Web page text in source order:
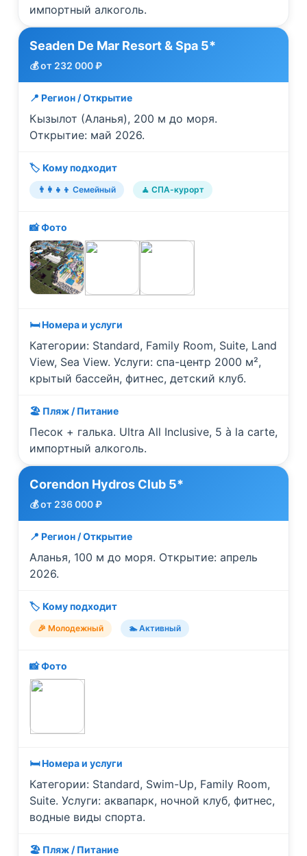
импортный алкоголь.
Seaden De Mar Resort & Spa 5*
💰 от 232 000 ₽
📍 Регион / Открытие
Кызылот (Аланья), 200 м до моря.
Открытие: май 2026.
🏷️ Кому подходит
👨‍👩‍👧‍👦 Семейный 🧘 СПА-курорт
📸 Фото
🛏️ Номера и услуги
Категории: Standard, Family Room, Suite, Land
View, Sea View. Услуги: спа-центр 2000 м²,
крытый бассейн, фитнес, детский клуб.
🏖️ Пляж / Питание
Песок + галька. Ultra All Inclusive, 5 à la carte,
импортный алкоголь.
Corendon Hydros Club 5*
💰 от 236 000 ₽
📍 Регион / Открытие
Аланья, 100 м до моря. Открытие: апрель
2026.
🏷️ Кому подходит
🎉 Молодежный 🏊 Активный
📸 Фото
🛏️ Номера и услуги
Категории: Standard, Swim-Up, Family Room,
Suite. Услуги: аквапарк, ночной клуб, фитнес,
водные виды спорта.
🏖️ Пляж / Питание